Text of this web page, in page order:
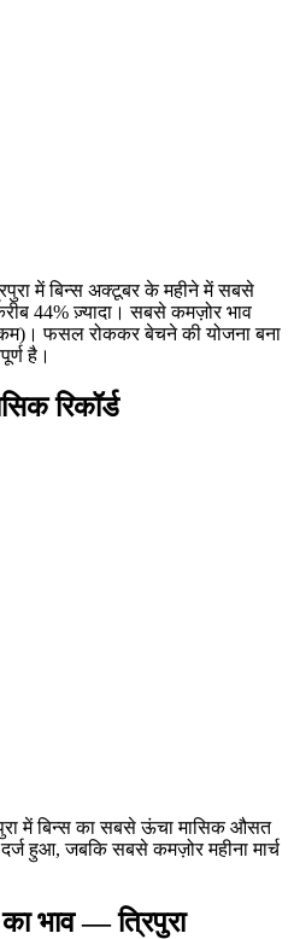
में बिन्स अक्टूबर के महीने में सबसे
44% ज़्यादा। सबसे कमज़ोर भाव
फसल रोककर बेचने की योजना बना
है।
रिकॉर्ड
में बिन्स का सबसे ऊंचा मासिक औसत
हुआ, जबकि सबसे कमज़ोर महीना मार्च
भाव — त्रिपुरा